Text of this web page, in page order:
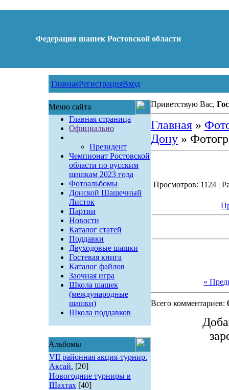
Федерация шашек Ростовской области
ГлавнаяРегистрацияВход
Меню сайта
Главная страница
Официально
Президент
Чемпионат Ростовской
области по русским
шашкам 2023 года
Фотоальбомы
Донской Шашечный
Листок
Партии
Новости
Каталог статей
Поддавки
Двуходовые шашки
Гостевая книга
Каталог файлов
Заочная игра
Школа шашек
(международные
шашки)
Школа поддавков
Альбомы
VII районная акция-турнир.
Аксай. [20]
Новогодние турниры в
Шахтах [40]
Приветствую Вас,
Главная»
Дону»
Просмотров: 1124 |
«
Всего комментариев: